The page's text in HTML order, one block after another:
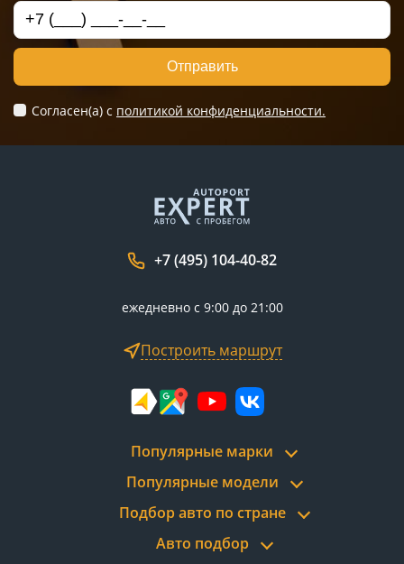
Отправить
Согласен(а) c политикой конфиденциальности.
+7 (495) 104-40-82
ежедневно с 9:00 до 21:00
Построить маршрут
Популярные марки
Популярные модели
Подбор авто по стране
Авто подбор